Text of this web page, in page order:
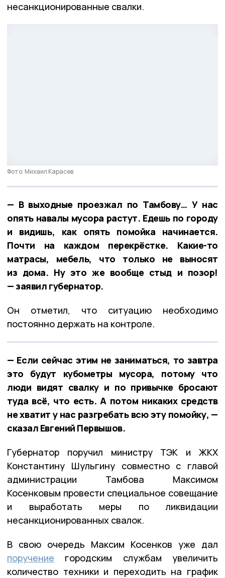
несанкционированные свалки.
Фото: Михаил Карасев
— В выходные проезжал по Тамбову… У нас
опять навалы мусора растут. Едешь по городу
и видишь, как опять помойка начинается.
Почти на каждом перекрёстке. Какие-то
матрасы, мебель, что только не выносят
из дома. Ну это же вообще стыд и позор!
— заявил губернатор.
Он отметил, что ситуацию необходимо
постоянно держать на контроле.
— Если сейчас этим не заниматься, то завтра
это будут кубометры мусора, потому что
люди видят свалку и по привычке бросают
туда всё, что есть. А потом никаких средств
не хватит у нас разгребать всю эту помойку, —
сказал Евгений Первышов.
Губернатор поручил министру ТЭК и ЖКХ
Константину Шульгину совместно с главой
администрации Тамбова Максимом
Косенковым провести специальное совещание
и выработать меры по ликвидации
несанкционированных свалок.
В свою очередь Максим Косенков уже дал
поручение городским службам увеличить
количество техники и переходить на график